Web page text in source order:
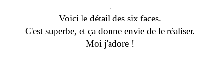
.
Voici le détail des six faces.
C'est superbe, et ça donne envie de le réaliser.
Moi j'adore !